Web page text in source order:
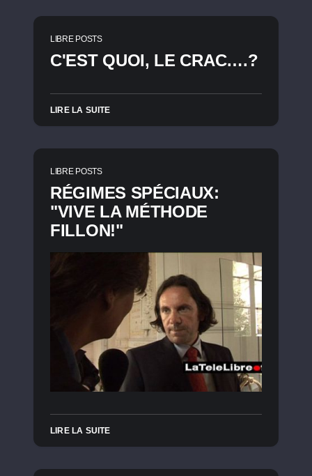
LIBRE POSTS
C'EST QUOI, LE CRAC….?
LIRE LA SUITE
LIBRE POSTS
RÉGIMES SPÉCIAUX:
"VIVE LA MÉTHODE
FILLON!"
LIRE LA SUITE